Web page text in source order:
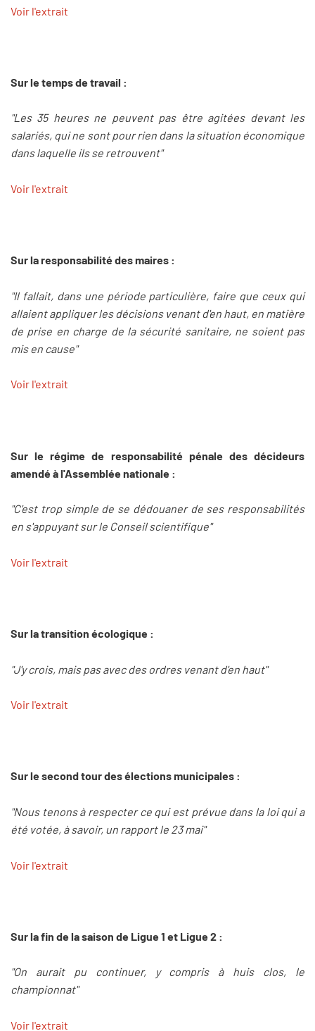
Voir l'extrait
Sur le temps de travail :
"Les 35 heures ne peuvent pas être agitées devant les
salariés, qui ne sont pour rien dans la situation économique
dans laquelle ils se retrouvent"
Voir l'extrait
Sur la responsabilité des maires :
"Il fallait, dans une période particulière, faire que ceux qui
allaient appliquer les décisions venant d'en haut, en matière
de prise en charge de la sécurité sanitaire, ne soient pas
mis en cause"
Voir l'extrait
Sur le régime de responsabilité pénale des décideurs
amendé à l'Assemblée nationale :
"C'est trop simple de se dédouaner de ses responsabilités
en s'appuyant sur le Conseil scientifique"
Voir l'extrait
Sur la transition écologique :
"J'y crois, mais pas avec des ordres venant d'en haut"
Voir l'extrait
Sur le second tour des élections municipales :
"Nous tenons à respecter ce qui est prévue dans la loi qui a
été votée, à savoir, un rapport le 23 mai"
Voir l'extrait
Sur la fin de la saison de Ligue 1 et Ligue 2 :
"On aurait pu continuer, y compris à huis clos, le
championnat"
Voir l'extrait